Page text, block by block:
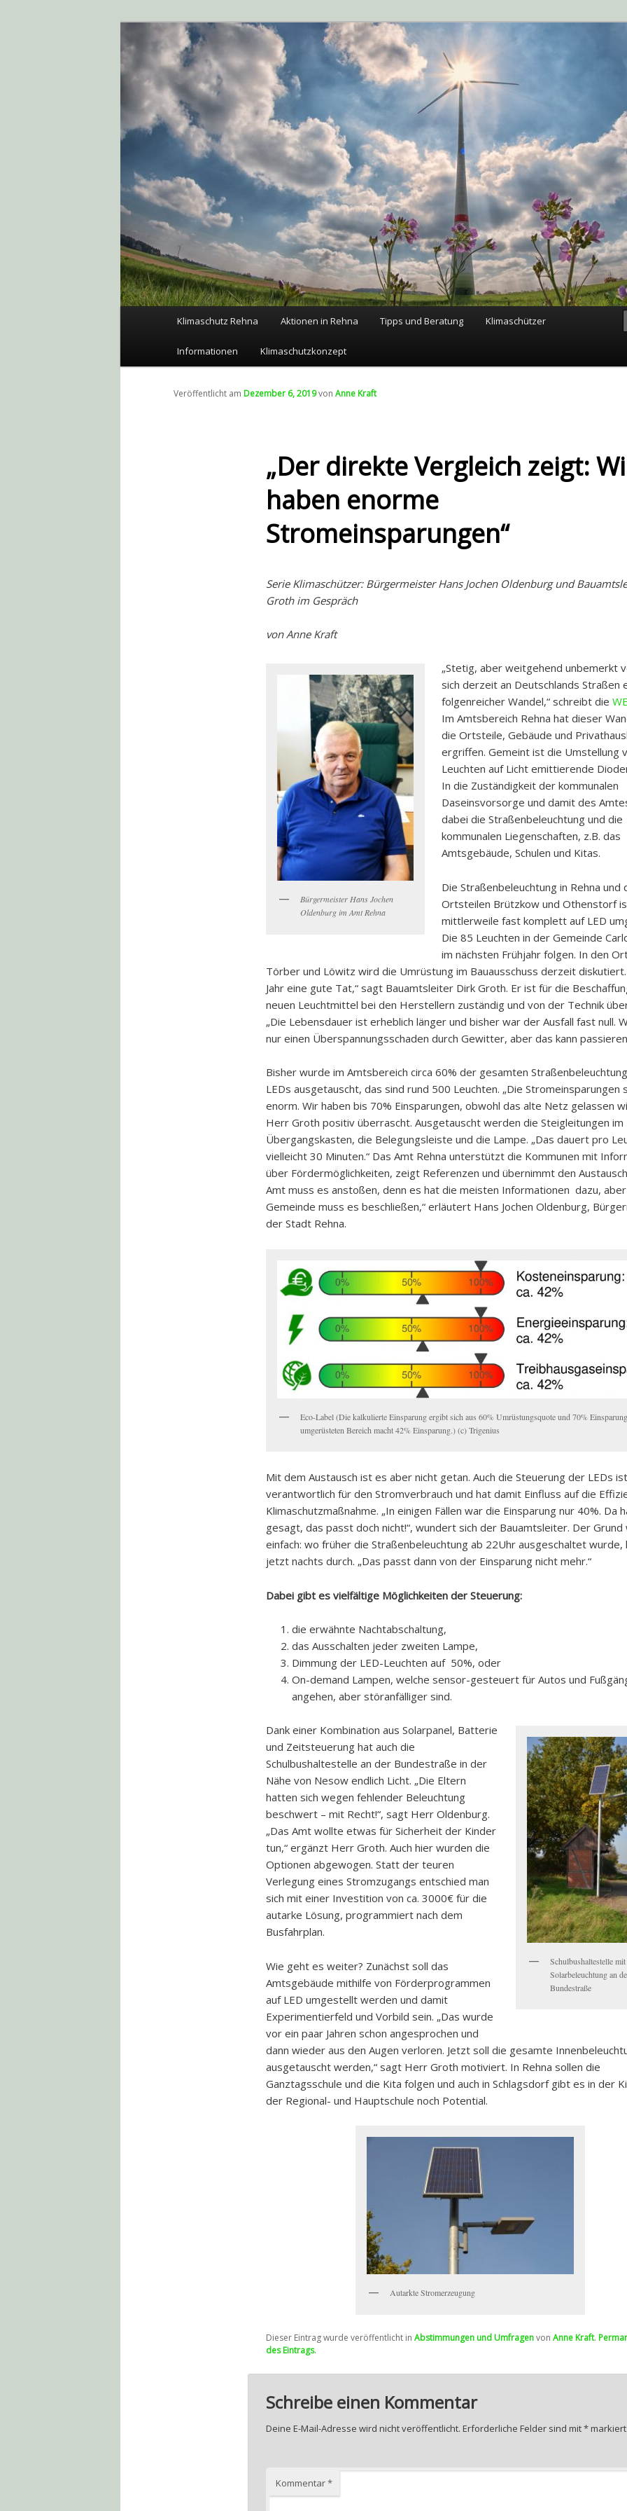
Klimaschutz in der Zukunftsstadt Rehna
Zum
Inhalt
wechseln
Klimaschutz Rehna Aktionen in Rehna Tipps und Beratung Klimaschützer
Informationen Klimaschutzkonzept
„Der direkte Vergleich zeigt:
haben enorme
Stromeinsparungen“
Veröffentlicht am Dezember 6, 2019von Anne Kraft
Serie Klimaschützer: Bürgermeister Hans Jochen Oldenburg und
Groth im Gespräch
von Anne Kraft
Bürgermeister Hans Jochen
Oldenburg im Amt Rehna
„Stetig, aber weitgehend unbemerkt
sich derzeit an Deutschlands Straßen
folgenreicher Wandel,“ schreibt die
Im Amtsbereich Rehna hat dieser
die Ortsteile, Gebäude und
ergriffen. Gemeint ist die Umstellung
Leuchten auf Licht emittierende
In die Zuständigkeit der kommunalen
Daseinsvorsorge und damit des
dabei die Straßenbeleuchtung und die
kommunalen Liegenschaften, z.B. das
Amtsgebäude, Schulen und Kitas.
Die Straßenbeleuchtung in Rehna und
Ortsteilen Brützkow und Othenstorf
mittlerweile fast komplett auf LED
Die 85 Leuchten in der Gemeinde
im nächsten Frühjahr folgen. In den
Törber und Löwitz wird die Umrüstung im Bauausschuss derzeit diskutiert.
Jahr eine gute Tat,“ sagt Bauamtsleiter Dirk Groth. Er ist für die
neuen Leuchtmittel bei den Herstellern zuständig und von der Technik
„Die Lebensdauer ist erheblich länger und bisher war der Ausfall fast null.
nur einen Überspannungsschaden durch Gewitter, aber das kann
Bisher wurde im Amtsbereich circa 60% der gesamten
LEDs ausgetauscht, das sind rund 500 Leuchten. „Die Stromeinsparungen
enorm. Wir haben bis 70% Einsparungen, obwohl das alte Netz gelassen
Herr Groth positiv überrascht. Ausgetauscht werden die Steigleitungen
Übergangskasten, die Belegungsleiste und die Lampe. „Das dauert pro
vielleicht 30 Minuten.“ Das Amt Rehna unterstützt die Kommunen mit
über Fördermöglichkeiten, zeigt Referenzen und übernimmt den
Amt muss es anstoßen, denn es hat die meisten Informationen dazu,
Gemeinde muss es beschließen,“ erläutert Hans Jochen Oldenburg,
der Stadt Rehna.
Eco-Label (Die kalkulierte Einsparung ergibt sich aus 60% Umrüstungsquote und 70%
umgerüsteten Bereich macht 42% Einsparung.) (c) Trigenius
Mit dem Austausch ist es aber nicht getan. Auch die Steuerung der LEDs ist
verantwortlich für den Stromverbrauch und hat damit Einfluss auf die
Klimaschutzmaßnahme. „In einigen Fällen war die Einsparung nur 40%. Da
gesagt, das passt doch nicht!“, wundert sich der Bauamtsleiter. Der Grund
einfach: wo früher die Straßenbeleuchtung ab 22Uhr ausgeschaltet wurde,
jetzt nachts durch. „Das passt dann von der Einsparung nicht mehr.“
Dabei gibt es vielfältige Möglichkeiten der Steuerung:
die erwähnte Nachtabschaltung,
das Ausschalten jeder zweiten Lampe,
Dimmung der LED-Leuchten auf 50%, oder
On-demand Lampen, welche sensor-gesteuert für Autos und
angehen, aber störanfälliger sind.
Schulbushaltestelle
Solarbeleuchtung an
Bundestraße
Dank einer Kombination aus Solarpanel, Batterie
und Zeitsteuerung hat auch die
Schulbushaltestelle an der Bundestraße in der
Nähe von Nesow endlich Licht. „Die Eltern
hatten sich wegen fehlender Beleuchtung
beschwert – mit Recht!“, sagt Herr Oldenburg.
„Das Amt wollte etwas für Sicherheit der Kinder
tun,“ ergänzt Herr Groth. Auch hier wurden die
Optionen abgewogen. Statt der teuren
Verlegung eines Stromzugangs entschied man
sich mit einer Investition von ca. 3000€ für die
autarke Lösung, programmiert nach dem
Busfahrplan.
Wie geht es weiter? Zunächst soll das
Amtsgebäude mithilfe von Förderprogrammen
auf LED umgestellt werden und damit
Experimentierfeld und Vorbild sein. „Das wurde
vor ein paar Jahren schon angesprochen und
dann wieder aus den Augen verloren. Jetzt soll die gesamte
ausgetauscht werden,“ sagt Herr Groth motiviert. In Rehna sollen die
Ganztagsschule und die Kita folgen und auch in Schlagsdorf gibt es in der
der Regional- und Hauptschule noch Potential.
Autarkte Stromerzeugung
Dieser Eintrag wurde veröffentlicht in Abstimmungen und Umfragenvon Anne Kraft.
des Eintrags.
Schreibe einen Kommentar
Deine E-Mail-Adresse wird nicht veröffentlicht. Erforderliche Felder sind mit*markiert
Kommentar*